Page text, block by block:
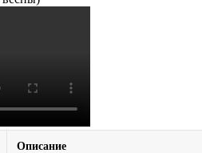
Описание